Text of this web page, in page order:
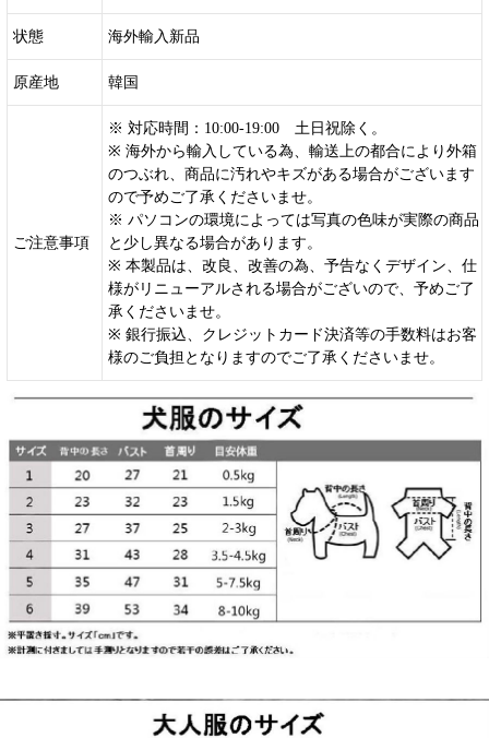
状態 海外輸入新品
原産地 韓国
ご注意事項
※ 対応時間：10:00-19:00 土日祝除く。
※ 海外から輸入している為、輸送上の都合により外箱
のつぶれ、商品に汚れやキズがある場合がございます
ので予めご了承くださいませ。
※ パソコンの環境によっては写真の色味が実際の商品
と少し異なる場合があります。
※ 本製品は、改良、改善の為、予告なくデザイン、仕
様がリニューアルされる場合がございので、予めご了
承くださいませ。
※ 銀行振込、クレジットカード決済等の手数料はお客
様のご負担となりますのでご了承くださいませ。